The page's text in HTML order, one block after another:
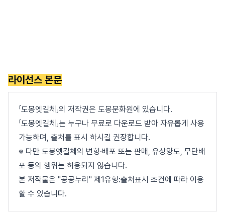
라이선스 본문
「도봉옛길체」의 저작권은 도봉문화원에 있습니다.
「도봉옛길체」는 누구나 무료로 다운로드 받아 자유롭게 사용
가능하며, 출처를 표시 하시길 권장합니다.
※ 다만 도봉옛길체의 변형·배포 또는 판매, 유상양도, 무단배
포 등의 행위는 허용되지 않습니다.
본 저작물은 "공공누리" 제1유형:출처표시 조건에 따라 이용
할 수 있습니다.